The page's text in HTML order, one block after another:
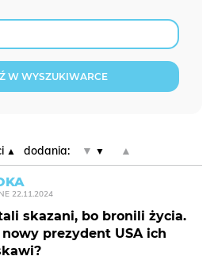
W WYSZUKIWARCE
dodania: ▼ ▲
22.11.2024
skazani, bo bronili życia.
nowy prezydent USA ich